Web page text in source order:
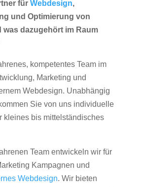
für Webdesign,
und Optimierung von
was dazugehört im Raum
kompetentes Team im
Marketing und
Webdesign. Unabhängig
Sie von uns individuelle
kleines bis mittelständisches
Team entwickeln wir für
Kampagnen und
Webdesign. Wir bieten